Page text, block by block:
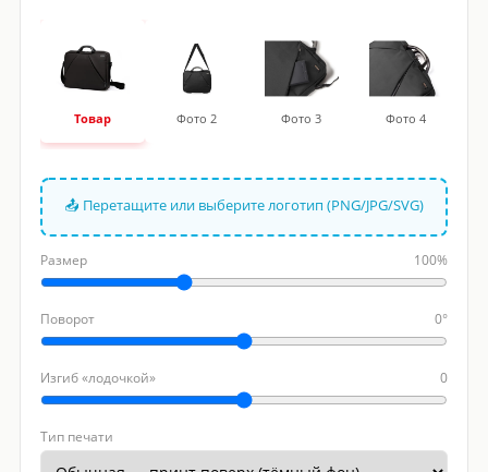
Товар Фото 2 Фото 3 Фото 4
📤 Перетащите или выберите логотип (PNG/JPG/SVG)
Размер 100%
Поворот 0°
Изгиб «лодочкой» 0
Тип печати